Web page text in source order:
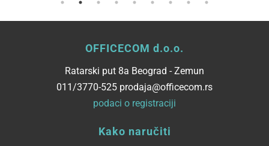
OFFICECOM d.o.o.
Ratarski put 8a Beograd - Zemun
011/3770-525 prodaja@officecom.rs
podaci o registraciji
Kako naručiti